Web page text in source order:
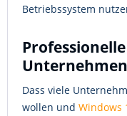
Betriebssystem
Unternehmen
Dass viele
wollen und Windows